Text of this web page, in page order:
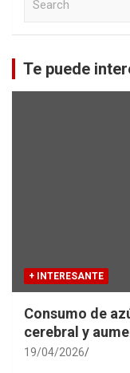
c
h
Te puede
+ INTERESANTE
Consumo de
cerebral y
19/04/2026